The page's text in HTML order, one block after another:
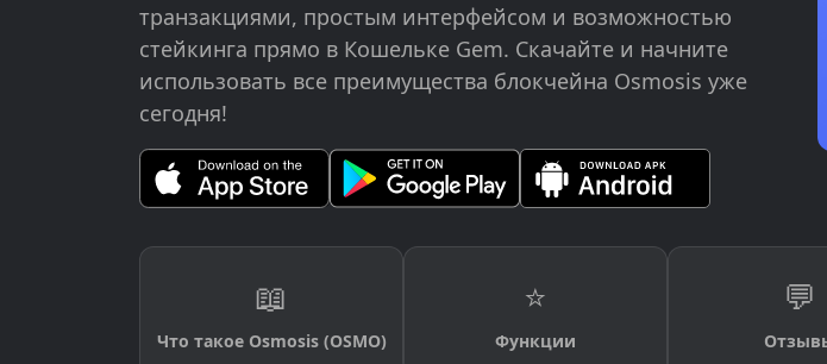
транзакциями, простым интерфейсом и возможностью
стейкинга прямо в Кошельке Gem. Скачайте и начните
использовать все преимущества блокчейна Osmosis уже
сегодня!
📖
Что такое Osmosis (OSMO)
⭐
Функции
💬